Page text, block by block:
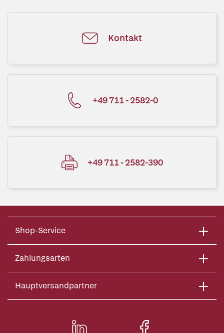
Kontakt
+49 711 - 2582-0
+49 711 - 2582-390
Shop-Service
Zahlungsarten
Hauptversandpartner